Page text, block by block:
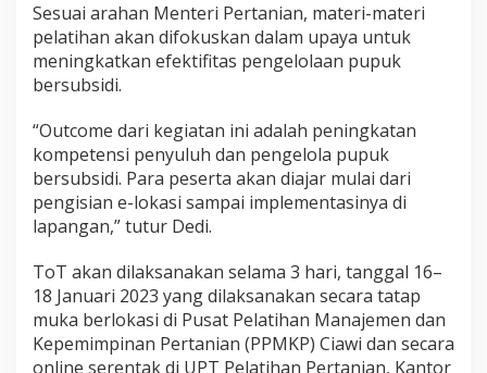
Sesuai arahan Menteri Pertanian, materi-materi
pelatihan akan difokuskan dalam upaya untuk
meningkatkan efektifitas pengelolaan pupuk
bersubsidi.
“Outcome dari kegiatan ini adalah peningkatan
kompetensi penyuluh dan pengelola pupuk
bersubsidi. Para peserta akan diajar mulai dari
pengisian e-lokasi sampai implementasinya di
lapangan,” tutur Dedi.
ToT akan dilaksanakan selama 3 hari, tanggal 16–
18 Januari 2023 yang dilaksanakan secara tatap
muka berlokasi di Pusat Pelatihan Manajemen dan
Kepemimpinan Pertanian (PPMKP) Ciawi dan secara
online serentak di UPT Pelatihan Pertanian, Kantor